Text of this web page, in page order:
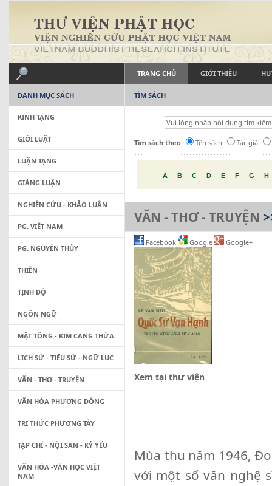
TRANG CHỦ GIỚI THIỆU
TÌM SÁCH
Tìm sách theo Tên sách Tác giả
A B C D E F G H
VĂN - THƠ - TRUYỆN
Facebook Google Google+
Xem tại thư viện
Mùa thu năm 1946,
với một số văn nghệ
DANH MỤC SÁCH
KINH TẠNG
GIỚI LUẬT
LUẬN TẠNG
GIẢNG LUẬN
NGHIÊN CỨU - KHẢO LUẬN
PG. VIỆT NAM
PG. NGUYÊN THỦY
THIỀN
TỊNH ĐỘ
NGÔN NGỮ
MẬT TÔNG - KIM CANG THỪA
LỊCH SỬ - TIỂU SỬ - NGỮ LỤC
VĂN - THƠ - TRUYỆN
VĂN HÓA PHƯƠNG ĐÔNG
TRI THỨC PHƯƠNG TÂY
TẠP CHÍ - NỘI SAN - KỶ YẾU
VĂN HÓA -VĂN HỌC VIỆT
NAM